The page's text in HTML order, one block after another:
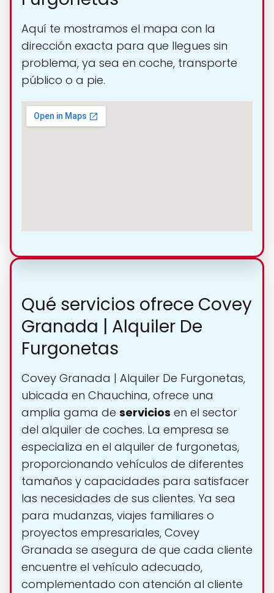
Aquí te mostramos el mapa con la
dirección exacta para que llegues sin
problema, ya sea en coche, transporte
público o a pie.
Qué servicios ofrece Covey
Granada | Alquiler De
Furgonetas
Covey Granada | Alquiler De Furgonetas,
ubicada en Chauchina, ofrece una
amplia gama de servicios en el sector
del alquiler de coches. La empresa se
especializa en el alquiler de furgonetas,
proporcionando vehículos de diferentes
tamaños y capacidades para satisfacer
las necesidades de sus clientes. Ya sea
para mudanzas, viajes familiares o
proyectos empresariales, Covey
Granada se asegura de que cada cliente
encuentre el vehículo adecuado,
complementado con atención al cliente